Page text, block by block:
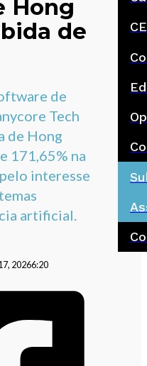
Hong
de
de
Tech
de Hong
171,65% na
interesse
artificial.
20266:20